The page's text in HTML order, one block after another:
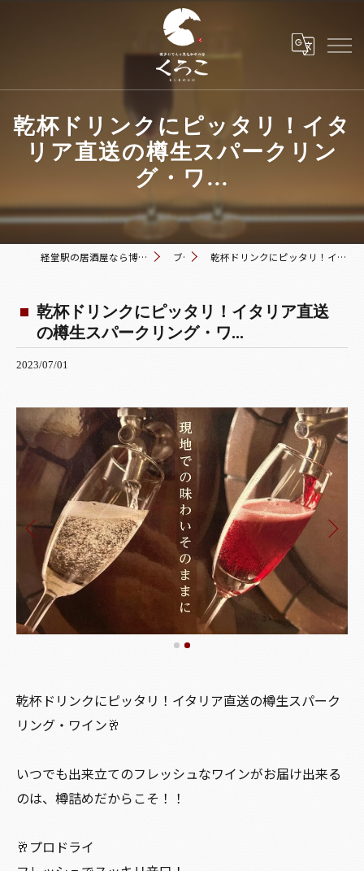
乾杯ドリンクにピッタリ！イタ
リア直送の樽生スパークリン
グ・ワ...
経堂駅の居酒屋なら博多おでんと黒毛和牛の店 くろこ ブログ 乾杯ドリンクにピッタリ！イタリア直送の樽生スパークリング・ワ...
乾杯ドリンクにピッタリ！イタリア直送
の樽生スパークリング・ワ...
2023/07/01
乾杯ドリンクにピッタリ！イタリア直送の樽生スパーク
リング・ワイン🥂
いつでも出来立てのフレッシュなワインがお届け出来る
のは、樽詰めだからこそ！！
🥂プロドライ